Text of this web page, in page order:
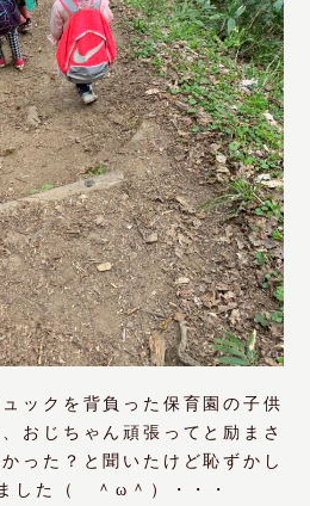
ックを背負った保育園の子供
おじちゃん頑張ってと励まさ
った？と聞いたけど恥ずかし
した（ ＾ω＾）・・・